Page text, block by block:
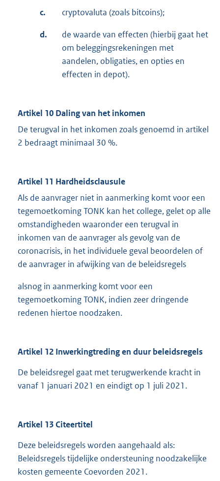
c. cryptovaluta (zoals bitcoins);
d.
de waarde van effecten (hierbij gaat het
om beleggingsrekeningen met
aandelen, obligaties, en opties en
effecten in depot).
Artikel 10 Daling van het inkomen
De terugval in het inkomen zoals genoemd in artikel
2 bedraagt minimaal 30 %.
Artikel 11 Hardheidsclausule
Als de aanvrager niet in aanmerking komt voor een
tegemoetkoming TONK kan het college, gelet op alle
omstandigheden waaronder een terugval in
inkomen van de aanvrager als gevolg van de
coronacrisis, in het individuele geval beoordelen of
de aanvrager in afwijking van de beleidsregels
alsnog in aanmerking komt voor een
tegemoetkoming TONK, indien zeer dringende
redenen hiertoe noodzaken.
Artikel 12 Inwerkingtreding en duur beleidsregels
De beleidsregel gaat met terugwerkende kracht in
vanaf 1 januari 2021 en eindigt op 1 juli 2021.
Artikel 13 Citeertitel
Deze beleidsregels worden aangehaald als:
Beleidsregels tijdelijke ondersteuning noodzakelijke
kosten gemeente Coevorden 2021.